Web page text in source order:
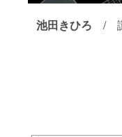
池田きひろ/